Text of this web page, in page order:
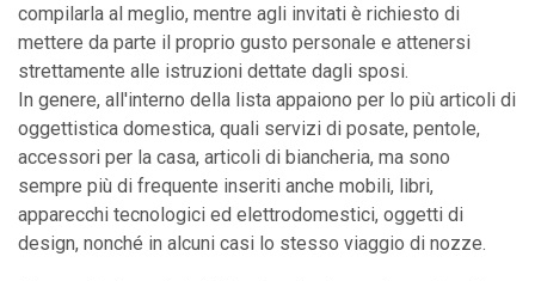
compilarla al meglio, mentre agli invitati è richiesto di
mettere da parte il proprio gusto personale e attenersi
strettamente alle istruzioni dettate dagli sposi.
In genere, all'interno della lista appaiono per lo più articoli di
oggettistica domestica, quali servizi di posate, pentole,
accessori per la casa, articoli di biancheria, ma sono
sempre più di frequente inseriti anche mobili, libri,
apparecchi tecnologici ed elettrodomestici, oggetti di
design, nonché in alcuni casi lo stesso viaggio di nozze.